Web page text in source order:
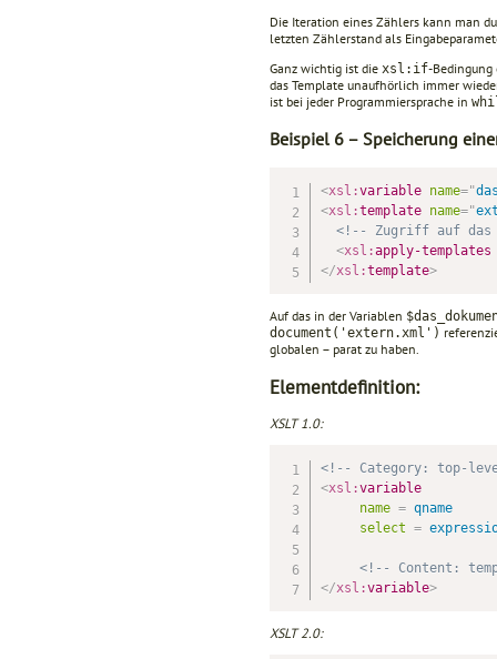
Die Iteration eines Zählers kann man
letzten Zähler­stand als
Ganz wichtig ist die xsl:if-Bedingung
das Tem­plate unaufhörlich immer
ist bei jeder Programmiersprache in
Beispiel 6 – Speicherung
<xsl:variable name="
<xsl:template name="
<!-- Zugriff auf das
<xsl:apply-templates
</xsl:template>
Auf das in der Variablen
document('extern.xml')
globalen – parat zu haben.
Elementdefinition:
XSLT 1.0:
<!-- Category: top-
<xsl:variable
name = qname
select =
<!-- Content:
</xsl:variable>
XSLT 2.0: